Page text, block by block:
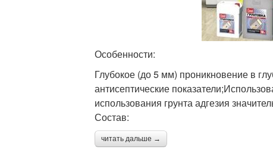
Особенности:
Глубокое (до 5 мм) проникновение в
антисептические
использования грунта адгезия
Состав:
читать дальше →